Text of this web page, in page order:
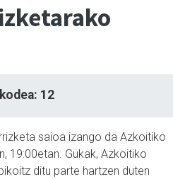
12
saioa izango da Azkoitiko
19:00etan. Gukak, Azkoitiko
ditu parte hartzen duten